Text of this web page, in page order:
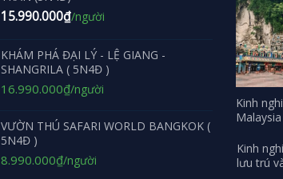
15.990.000₫/người
KHÁM PHÁ ĐẠI LÝ - LỆ GIANG -
SHANGRILA ( 5N4Đ )
Giá
là:
17.990.000₫.
16.990.000₫Giá
tại
là:
16.990.000₫.
/người
VƯỜN THÚ SAFARI WORLD BANGKOK (
5N4Đ )
Giá
8.990.000₫Giá
/người
Kinh
Kinh
lưu trú